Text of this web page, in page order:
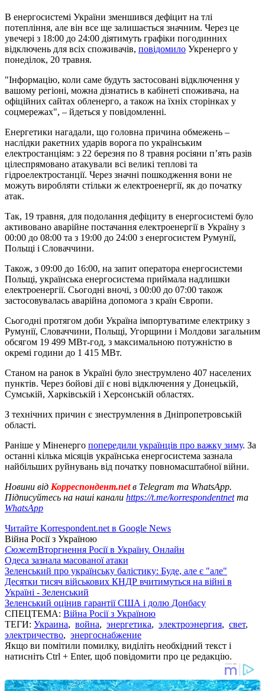
В енергосистемі України зменшився дефіцит на тлі
потепління, але він все ще залишається значним. Через це
увечері з 18:00 до 24:00 діятимуть графіки погодинних
відключень для всіх споживачів, повідомило Укренерго у
понеділок, 20 травня.
"Інформацію, коли саме будуть застосовані відключення у
вашому регіоні, можна дізнатись в кабінеті споживача, на
офіційних сайтах обленерго, а також на їхніх сторінках у
соцмережах", – йдеться у повідомленні.
Енергетики нагадали, що головна причина обмежень –
наслідки ракетних ударів ворога по українським
електростанціям: з 22 березня по 8 травня росіяни п’ять разів
цілеспрямовано атакували всі великі теплові та
гідроелектростанції. Через значні пошкодження вони не
можуть виробляти стільки ж електроенергії, як до початку
атак.
Так, 19 травня, для подолання дефіциту в енергосистемі було
активовано аварійне постачання електроенергії в Україну з
00:00 до 08:00 та з 19:00 до 24:00 з енергосистем Румунії,
Польщі і Словаччини.
Також, з 09:00 до 16:00, на запит оператора енергосистеми
Польщі, українська енергосистема приймала надлишки
електроенергії. Сьогодні вночі, з 00:00 до 07:00 також
застосовувалась аварійна допомога з країн Європи.
Сьогодні протягом доби Україна імпортуватиме електрику з
Румунії, Словаччини, Польщі, Угорщини і Молдови загальним
обсягом 19 499 МВт-год, з максимальною потужністю в
окремі години до 1 415 МВт.
Станом на ранок в Україні було знеструмлено 407 населених
пунктів. Через бойові дії є нові відключення у Донецькій,
Сумській, Харківській і Херсонській областях.
З технічних причин є знеструмлення в Дніпропетровській
області.
Раніше у Міненерго попередили українців про важку зиму. За
останні кілька місяців українська енергосистема зазнала
найбільших руйнувань від початку повномасштабної війни.
Новини від Корреспондент.netв Telegram та WhatsApp.
Підписуйтесь на наші канали https://t.me/korrespondentnetта
WhatsApp
Читайте Korrespondent.net в Google News
Війна Росії з Україною
СюжетВторгнення Росії в Україну. Онлайн
Одеса зазнала масованої атаки
Зеленський про українську балістику: Буде, але є "але"
Десятки тисяч військових КНДР вчитимуться на війні в
Україні - Зеленський
Зеленський оцінив гарантії США і долю Донбасу
СПЕЦТЕМА: Війна Росії з Україною
ТЕГИ: Украина, война, энергетика, электроэнергия, свет,
электричество, энергоснабжение
Якщо ви помітили помилку, виділіть необхідний текст і
натисніть Ctrl + Enter, щоб повідомити про це редакцію.